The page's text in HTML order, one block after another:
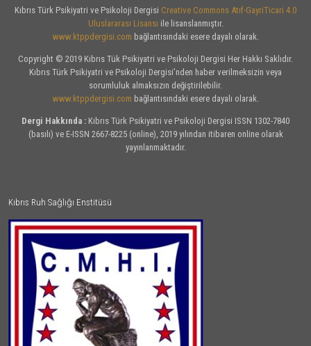
Kıbrıs Türk Psikiyatri ve Psikoloji Dergisi Creative Commons Atıf-GayriTicari 4.0
Uluslararası Lisansı ile lisanslanmıştır.
www.ktppdergisi.com bağlantısındaki esere dayalı olarak.
Copyright © 2019 Kıbrıs Tük Psikiyatri ve Psikoloji Dergisi Her Hakkı Saklıdır.
Kıbrıs Türk Psikiyatri ve Psikoloji Dergisi’nden haber verilmeksizin veya
sorumluluk almaksızın değiştirilebilir.
www.ktppdergisi.com bağlantısındaki esere dayalı olarak.
Dergi Hakkında : Kıbrıs Türk Psikiyatri ve Psikoloji Dergisi ISSN 1302-7840
(basılı) ve E-ISSN 2667-8225 (online), 2019 yılından itibaren online olarak
yayınlanmaktadır.
Kıbrıs Ruh Sağlığı Enstitüsü